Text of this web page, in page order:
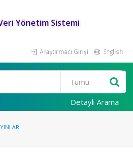
Yönetim Sistemi
Araştırmacı Girişi English
Detaylı Arama